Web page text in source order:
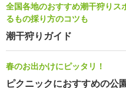
全国各地のおすすめ潮干狩りス
るもの採り方のコツも
潮干狩りガイド
春のお出かけにピッタリ！
ピクニックにおすすめの公